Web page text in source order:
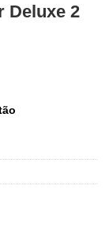
Deluxe 2